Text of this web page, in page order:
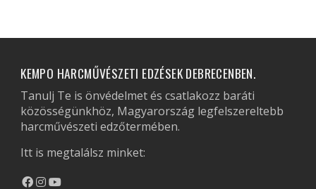
KEMPO HARCMŰVÉSZETI EDZÉSEK DEBRECENBEN.
Tanulj Te is önvédelmet és csatlakozz baráti
közösségünkhöz, Magyarország legfelszereltebb
harcművészeti edzőtermében.
Itt is megtalálsz minket: